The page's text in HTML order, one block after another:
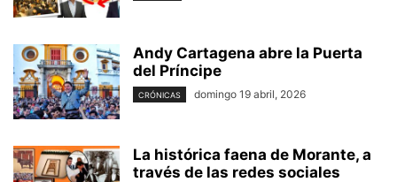
Andy Cartagena abre la Puerta
del Príncipe
CRÓNICAS domingo 19 abril, 2026
La histórica faena de Morante, a
través de las redes sociales